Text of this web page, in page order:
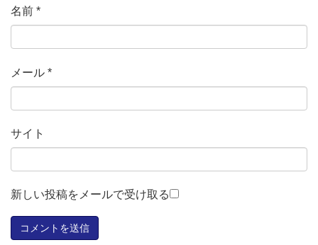
名前 *
メール *
サイト
新しい投稿をメールで受け取る